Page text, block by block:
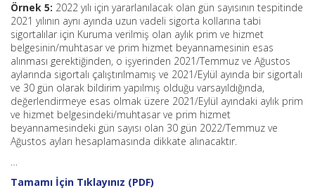
Örnek 5: 2022 yılı için yararlanılacak olan gün sayısının tespitinde
2021 yılının aynı ayında uzun vadeli sigorta kollarına tabi
sigortalılar için Kuruma verilmiş olan aylık prim ve hizmet
belgesinin/muhtasar ve prim hizmet beyannamesinin esas
alınması gerektiğinden, o işyerinden 2021/Temmuz ve Ağustos
aylarında sigortalı çalıştırılmamış ve 2021/Eylül ayında bir sigortalı
ve 30 gün olarak bildirim yapılmış olduğu varsayıldığında,
değerlendirmeye esas olmak üzere 2021/Eylül ayındaki aylık prim
ve hizmet belgesindeki/muhtasar ve prim hizmet
beyannamesindeki gün sayısı olan 30 gün 2022/Temmuz ve
Ağustos ayları hesaplamasında dikkate alınacaktır.
…
Tamamı İçin Tıklayınız (PDF)